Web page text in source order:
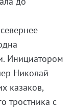
Инициатором
Николай
казаков,
тростника с